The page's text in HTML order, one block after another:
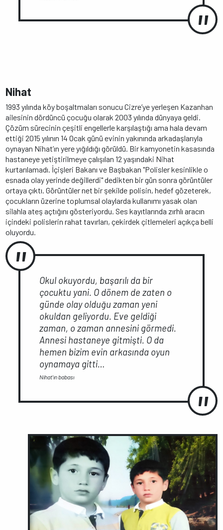
Nihat
1993 yılında köy boşaltmaları sonucu Cizre’ye yerleşen Kazanhan
ailesinin dördüncü çocuğu olarak 2003 yılında dünyaya geldi.
Çözüm sürecinin çeşitli engellerle karşılaştığı ama hala devam
ettiği 2015 yılının 14 Ocak günü evinin yakınında arkadaşlarıyla
oynayan Nihat’ın yere yığıldığı görüldü. Bir kamyonetin kasasında
hastaneye yetiştirilmeye çalışılan 12 yaşındaki Nihat
kurtarılamadı. İçişleri Bakanı ve Başbakan "Polisler kesinlikle o
esnada olay yerinde değillerdi" dedikten bir gün sonra görüntüler
ortaya çıktı. Görüntüler net bir şekilde polisin, hedef gözeterek,
çocukların üzerine toplumsal olaylarda kullanımı yasak olan
silahla ateş açtığını gösteriyordu. Ses kayıtlarında zırhlı aracın
içindeki polislerin rahat tavırları, çekirdek çitlemeleri açıkça belli
oluyordu.
Okul okuyordu, başarılı da bir
çocuktu yani. O dönem de zaten o
günde olay olduğu zaman yeni
okuldan geliyordu. Eve geldiği
zaman, o zaman annesini görmedi.
Annesi hastaneye gitmişti. O da
hemen bizim evin arkasında oyun
oynamaya gitti…
Nihat'ın babası